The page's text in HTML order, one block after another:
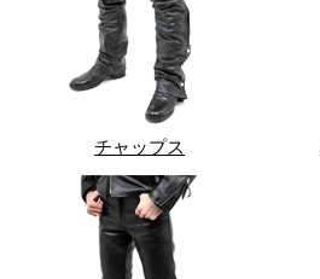
チャップス